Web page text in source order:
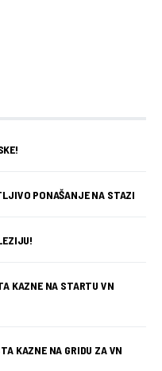
PONAŠANJE NA STAZI
KAZNE NA STARTU VN
KAZNE NA GRIDU ZA VN